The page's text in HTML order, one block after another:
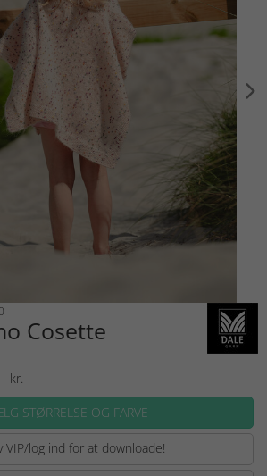
Cosette
kr.
STØRRELSE OG FARVE
VIP/log ind for at downloade!